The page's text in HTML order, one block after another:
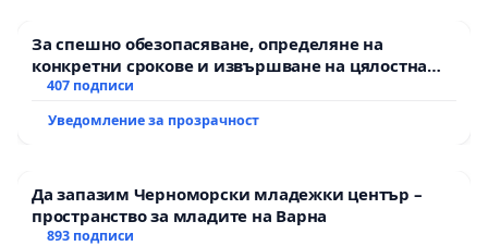
За спешно обезопасяване, определяне на
конкретни срокове и извършване на цялостна
рехабилитация на републиканския път между
Мирово - к.к. Момин проход
407 подписи
Уведомление за прозрачност
Да запазим Черноморски младежки център –
пространство за младите на Варна
893 подписи